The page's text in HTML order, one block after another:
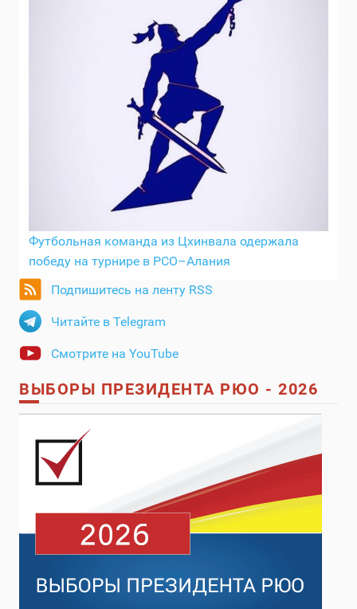
Футбольная команда из Цхинвала одержала
победу на турнире в РСО–Алания
Подпишитесь на ленту RSS
Читайте в Telegram
Смотрите на YouTube
ВЫБОРЫ ПРЕЗИДЕНТА РЮО - 2026